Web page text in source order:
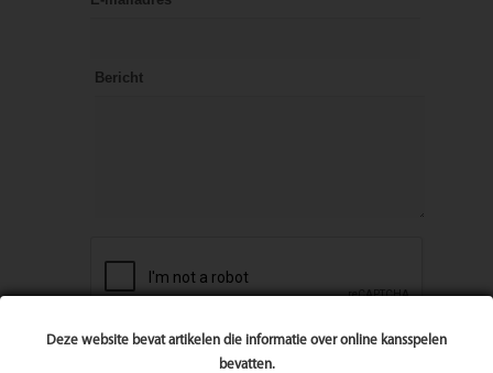
Deze website bevat artikelen die informatie over online kansspelen
bevatten.
Bericht